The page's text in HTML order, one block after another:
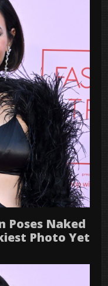
Poses Naked
Photo Yet